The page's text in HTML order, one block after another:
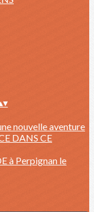
▾
nouvelle aventure
DANS CE
à Perpignan le